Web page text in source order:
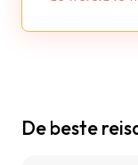
De beste